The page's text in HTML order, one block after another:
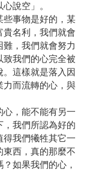
說空」。
些事物是好的，某
名利，我們就會
，我們就會努力
我們的心完全被
這樣就是落入因
力而流轉的心，與
，能不能有另一
我們所認為好的
我們犧牲其它一
西，真的那麼不
如果我們的心，